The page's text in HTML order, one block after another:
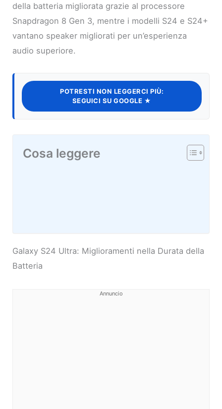
della batteria migliorata grazie al processore
Snapdragon 8 Gen 3, mentre i modelli S24 e S24+
vantano speaker migliorati per un’esperienza
audio superiore.
POTRESTI NON LEGGERCI PIÙ:
SEGUICI SU GOOGLE ★
Cosa leggere
Galaxy S24 Ultra: Miglioramenti nella Durata della
Batteria
Annuncio